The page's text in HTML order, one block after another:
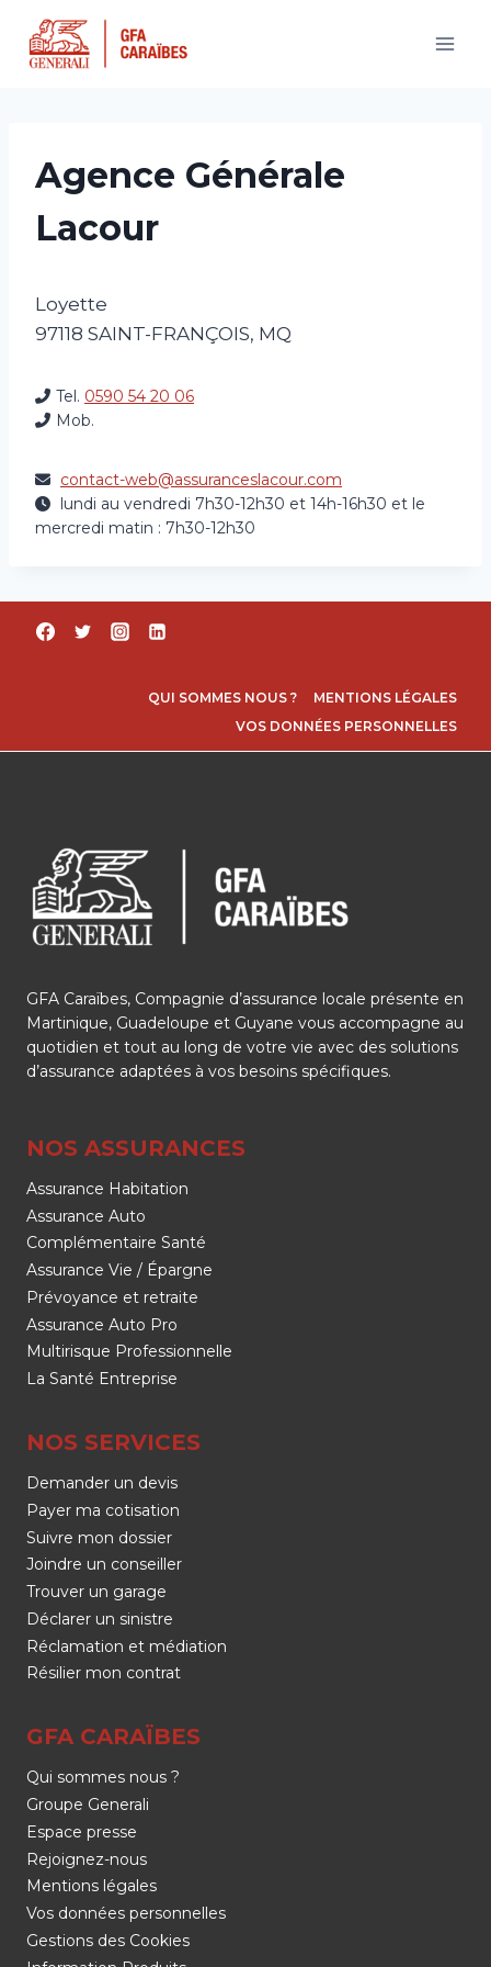
contenu
Agence Générale
Lacour
Loyette
97118 SAINT-FRANÇOIS, MQ
Tel. 0590 54 20 06
Mob.
contact-web@assuranceslacour.com
lundi au vendredi 7h30-12h30 et 14h-16h30 et le
mercredi matin : 7h30-12h30
QUI SOMMES NOUS ?
MENTIONS LÉGALES
VOS DONNÉES PERSONNELLES
GFA Caraïbes, Compagnie d’assurance locale présente en
Martinique, Guadeloupe et Guyane vous accompagne au
quotidien et tout au long de votre vie avec des solutions
d’assurance adaptées à vos besoins spécifiques.
NOS ASSURANCES
Assurance Habitation
Assurance Auto
Complémentaire Santé
Assurance Vie / Épargne
Prévoyance et retraite
Assurance Auto Pro
Multirisque Professionnelle
La Santé Entreprise
NOS SERVICES
Demander un devis
Payer ma cotisation
Suivre mon dossier
Joindre un conseiller
Trouver un garage
Déclarer un sinistre
Réclamation et médiation
Résilier mon contrat
GFA CARAÏBES
Qui sommes nous ?
Groupe Generali
Espace presse
Rejoignez-nous
Mentions légales
Vos données personnelles
Gestions des Cookies